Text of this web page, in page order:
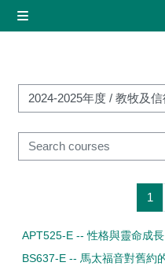
Course categories
1
APT525-E -- 性格與靈命成
BS637-E -- 馬太福音對舊約